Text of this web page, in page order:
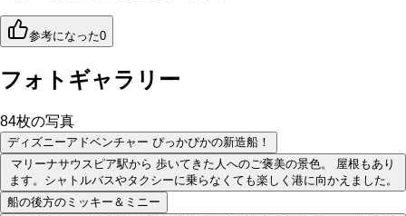
参考になった0
フォトギャラリー
84枚の写真
ディズニーアドベンチャー ぴっかぴかの新造船！
マリーナサウスピア駅から 歩いてきた人へのご褒美の景色。 屋根もあり
ます。シャトルバスやタクシーに乗らなくても楽しく港に向かえました。
船の後方のミッキー＆ミニー